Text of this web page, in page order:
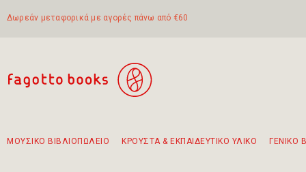
Δωρεάν μεταφορικά με αγορές πάνω από €60
ΜΟΥΣΙΚΟ ΒΙΒΛΙΟΠΩΛΕΙΟ ΚΡΟΥΣΤΑ & ΕΚΠΑΙΔΕΥΤΙΚΟ ΥΛΙΚΟ ΓΕΝΙΚΟ